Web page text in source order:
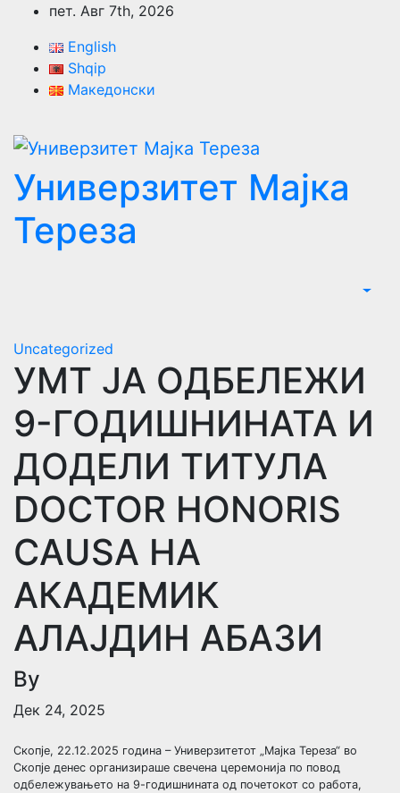
content
пет. Авг 7th, 2026
English
Shqip
Македонски
Универзитет Мајка
Тереза
Uncategorized
УМТ ЈА ОДБЕЛЕЖИ
9-ГОДИШНИНАТА И
ДОДЕЛИ ТИТУЛА
DOCTOR HONORIS
CAUSA НА
АКАДЕМИК
АЛАЈДИН АБАЗИ
By
Дек 24, 2025
Скопје, 22.12.2025 година – Универзитетот „Мајка Тереза“ во
Скопје денес организираше свечена церемонија по повод
одбележувањето на 9-годишнината од почетокот со работа,